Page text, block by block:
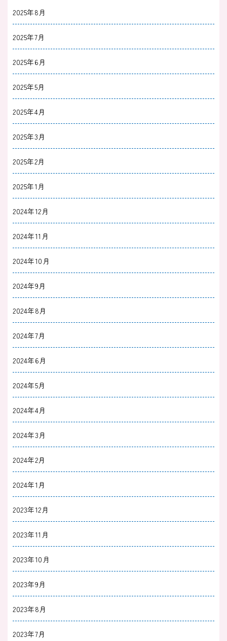
2025年8月
2025年7月
2025年6月
2025年5月
2025年4月
2025年3月
2025年2月
2025年1月
2024年12月
2024年11月
2024年10月
2024年9月
2024年8月
2024年7月
2024年6月
2024年5月
2024年4月
2024年3月
2024年2月
2024年1月
2023年12月
2023年11月
2023年10月
2023年9月
2023年8月
2023年7月